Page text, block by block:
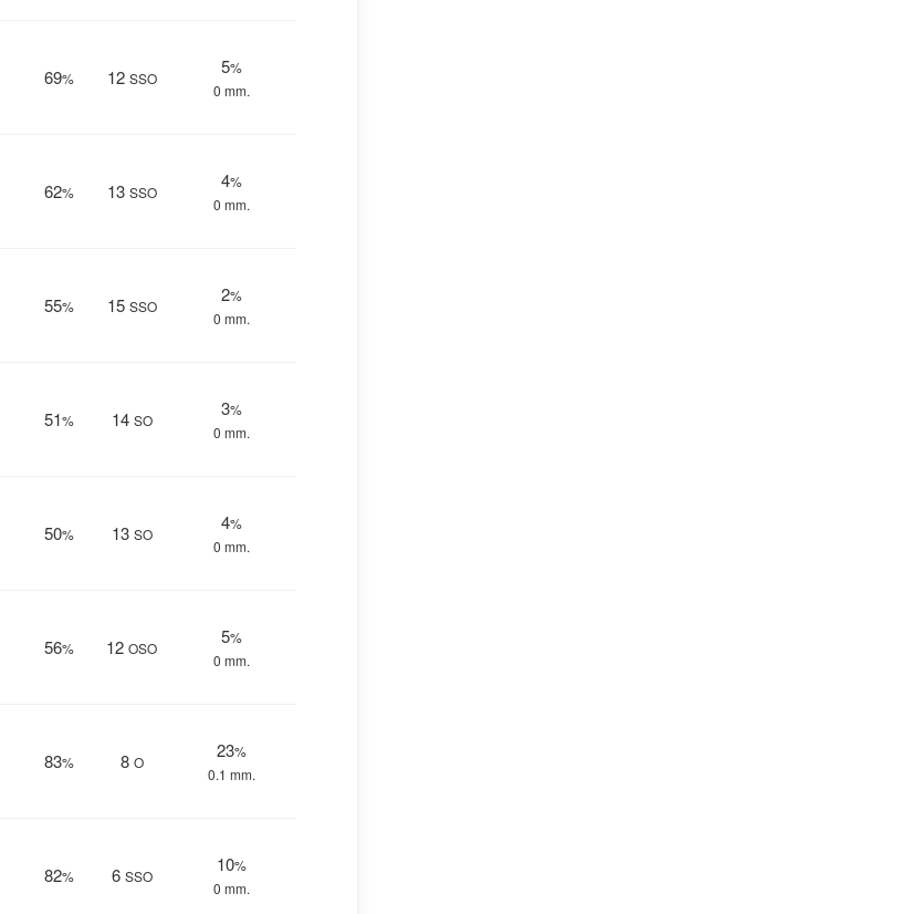
69% 12 SSO
5%
0 mm.
62% 13 SSO
4%
0 mm.
55% 15 SSO
2%
0 mm.
51% 14 SO
3%
0 mm.
50% 13 SO
4%
0 mm.
56% 12 OSO
5%
0 mm.
83% 8 O
23%
0.1 mm.
82% 6 SSO
10%
0 mm.